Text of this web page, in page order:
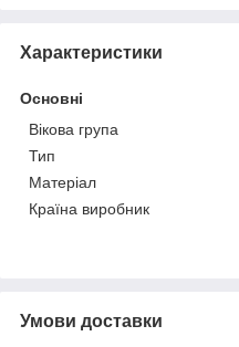
Характеристики
Основні
Вікова група
Тип
Матеріал
Країна виробник
Умови доставки